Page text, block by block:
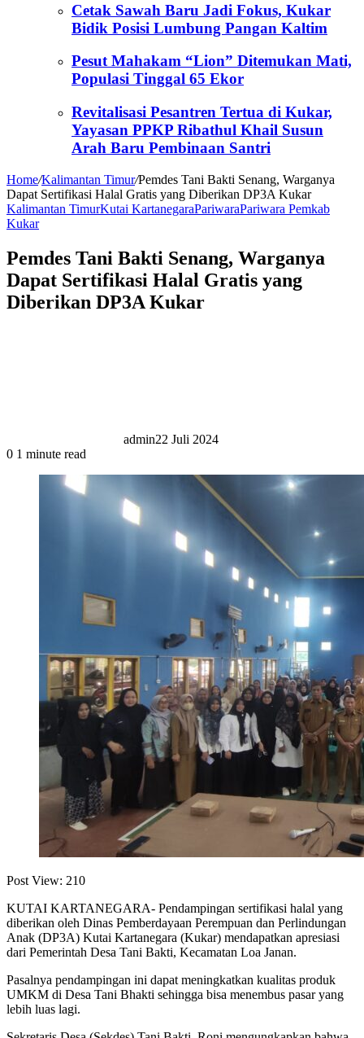
Cetak Sawah Baru Jadi Fokus, Kukar
Bidik Posisi Lumbung Pangan Kaltim
Pesut Mahakam “Lion” Ditemukan Mati,
Populasi Tinggal 65 Ekor
Revitalisasi Pesantren Tertua di Kukar,
Yayasan PPKP Ribathul Khail Susun
Arah Baru Pembinaan Santri
Home/Kalimantan Timur/Pemdes Tani Bakti Senang, Warganya
Dapat Sertifikasi Halal Gratis yang Diberikan DP3A Kukar
Kalimantan TimurKutai KartanegaraPariwaraPariwara Pemkab
Kukar
Pemdes Tani Bakti Senang, Warganya
Dapat Sertifikasi Halal Gratis yang
Diberikan DP3A Kukar
admin22 Juli 2024
0 1 minute read
Post View: 210
KUTAI KARTANEGARA- Pendampingan sertifikasi halal yang
diberikan oleh Dinas Pemberdayaan Perempuan dan Perlindungan
Anak (DP3A) Kutai Kartanegara (Kukar) mendapatkan apresiasi
dari Pemerintah Desa Tani Bakti, Kecamatan Loa Janan.
Pasalnya pendampingan ini dapat meningkatkan kualitas produk
UMKM di Desa Tani Bhakti sehingga bisa menembus pasar yang
lebih luas lagi.